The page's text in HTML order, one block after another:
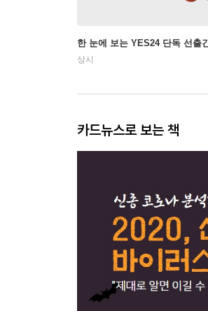
한 눈에 보는 YES24 단독 선출
상시
카드뉴스로 보는 책